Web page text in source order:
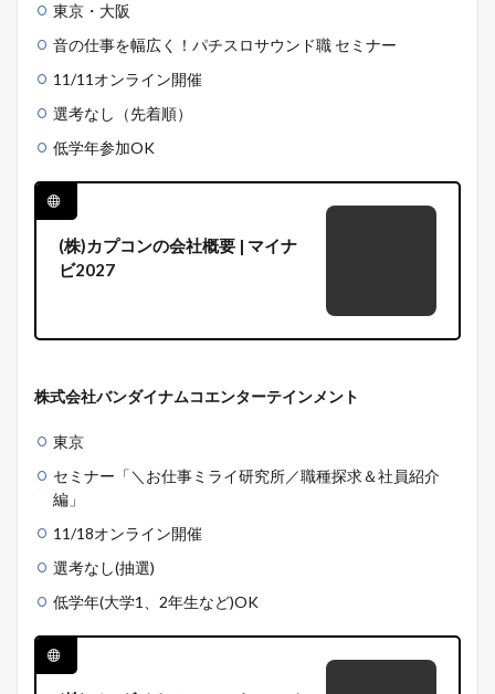
東京・大阪
音の仕事を幅広く！パチスロサウンド職 セミナー
11/11オンライン開催
選考なし（先着順）
低学年参加OK
(株)カプコンの会社概要 | マイナ
ビ2027
株式会社バンダイナムコエンターテインメント
東京
セミナー「＼お仕事ミライ研究所／職種探求＆社員紹介
編」
11/18オンライン開催
選考なし(抽選)
低学年(大学1、2年生など)OK